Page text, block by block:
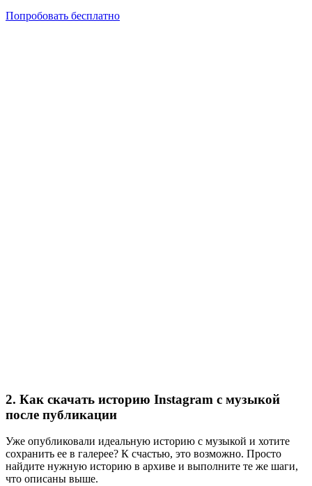
Попробовать бесплатно
2. Как скачать историю Instagram с музыкой
после публикации
Уже опубликовали идеальную историю с музыкой и хотите
сохранить ее в галерее? К счастью, это возможно. Просто
найдите нужную историю в архиве и выполните те же шаги,
что описаны выше.